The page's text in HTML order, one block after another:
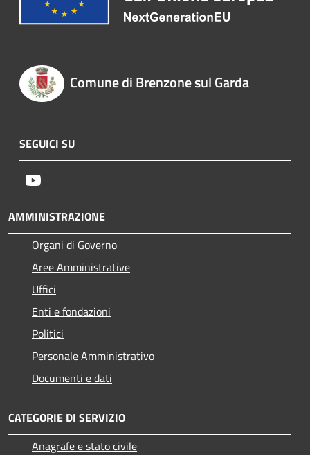
Comune di Brenzone sul Garda
SEGUICI SU
AMMINISTRAZIONE
Organi di Governo
Aree Amministrative
Uffici
Enti e fondazioni
Politici
Personale Amministrativo
Documenti e dati
CATEGORIE DI SERVIZIO
Anagrafe e stato civile